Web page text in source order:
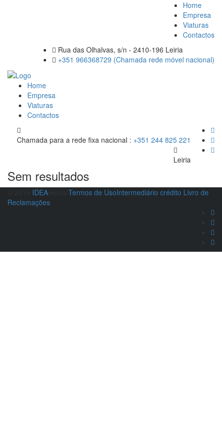
Home
Empresa
Viaturas
Contactos
Rua das Olhalvas, s/n - 2410-196 Leiria
+351 966368729 (Chamada rede móvel nacional)
Home
Empresa
Viaturas
Contactos
Chamada para a rede fixa nacional : +351 244 825 221
Leiria
Sem resultados
IDEA Termos de UsoIntermediário crédito Livro de
Reclamações